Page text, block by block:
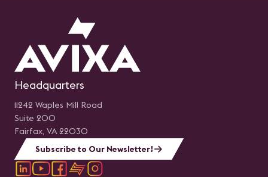
Headquarters
11242 Waples Mill Road
Suite 200
Fairfax, VA 22030
Subscribe to Our Newsletter!